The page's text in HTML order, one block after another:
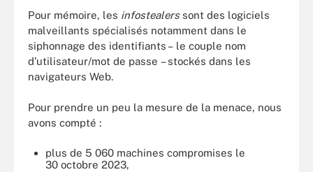
Pour mémoire, les infostealerssont des logiciels
malveillants spécialisés notamment dans le
siphonnage des identifiants – le couple nom
d’utilisateur/mot de passe – stockés dans les
navigateurs Web.
Pour prendre un peu la mesure de la menace, nous
avons compté :
plus de 5 060 machines compromises le
30 octobre 2023,